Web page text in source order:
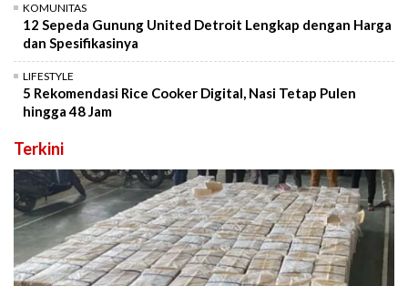
KOMUNITAS
12 Sepeda Gunung United Detroit Lengkap dengan Harga
dan Spesifikasinya
LIFESTYLE
5 Rekomendasi Rice Cooker Digital, Nasi Tetap Pulen
hingga 48 Jam
Terkini